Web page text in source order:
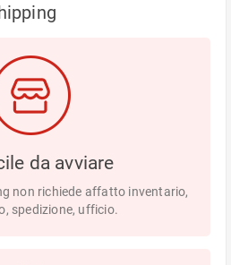
da avviare
non richiede affatto inventario,
spedizione, ufficio.